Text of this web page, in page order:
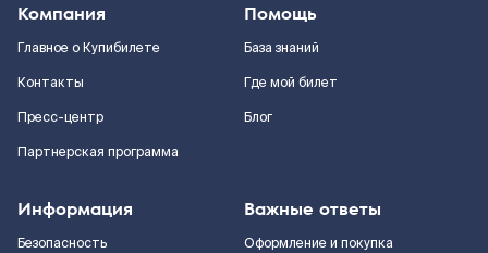
Компания
Главное о Купибилете
Контакты
Пресс-центр
Партнерская программа
Помощь
База знаний
Где мой билет
Блог
Информация
Безопасность
Важные ответы
Оформление и покупка